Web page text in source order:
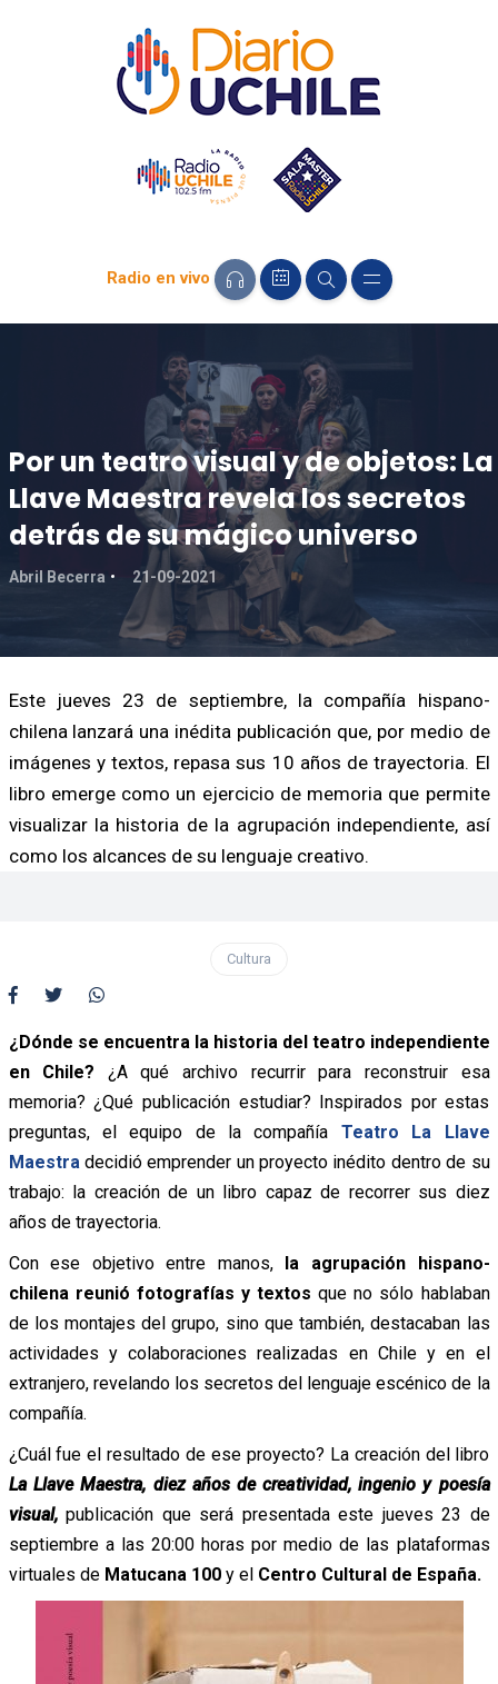
Radio en vivo
Por un teatro visual y de objetos: La
Llave Maestra revela los secretos
detrás de su mágico universo
Abril Becerra 21-09-2021
Este jueves 23 de septiembre, la compañía hispano-
chilena lanzará una inédita publicación que, por medio de
imágenes y textos, repasa sus 10 años de trayectoria. El
libro emerge como un ejercicio de memoria que permite
visualizar la historia de la agrupación independiente, así
como los alcances de su lenguaje creativo.
Cultura
¿Dónde se encuentra la historia del teatro independiente
en Chile? ¿A qué archivo recurrir para reconstruir esa
memoria? ¿Qué publicación estudiar? Inspirados por estas
preguntas, el equipo de la compañía Teatro La Llave
Maestra decidió emprender un proyecto inédito dentro de su
trabajo: la creación de un libro capaz de recorrer sus diez
años de trayectoria.
Con ese objetivo entre manos, la agrupación hispano-
chilena reunió fotografías y textos que no sólo hablaban
de los montajes del grupo, sino que también, destacaban las
actividades y colaboraciones realizadas en Chile y en el
extranjero, revelando los secretos del lenguaje escénico de la
compañía.
¿Cuál fue el resultado de ese proyecto? La creación del libro
La Llave Maestra, diez años de creatividad, ingenio y poesía
visual, publicación que será presentada este jueves 23 de
septiembre a las 20:00 horas por medio de las plataformas
virtuales de Matucana 100y el Centro Cultural de España.